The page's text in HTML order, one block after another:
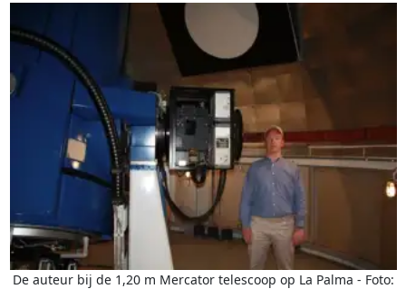
De auteur bij de 1,20 m Mercator telescoop op La Palma - Foto: